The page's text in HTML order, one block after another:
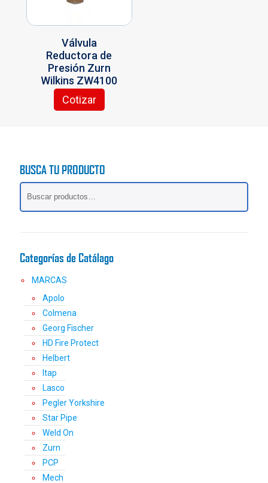
producto
Válvula
Reductora de
Presión Zurn
Wilkins ZW4100
Cotizar
BUSCA TU PRODUCTO
Categorías de Catálago
MARCAS
Apolo
Colmena
Georg Fischer
HD Fire Protect
Helbert
Itap
Lasco
Pegler Yorkshire
Star Pipe
Weld On
Zurn
PCP
Mech